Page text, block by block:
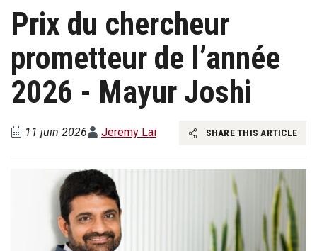
Prix du chercheur
prometteur de l’année
2026 - Mayur Joshi
11 juin 2026 Jeremy Lai SHARE THIS ARTICLE